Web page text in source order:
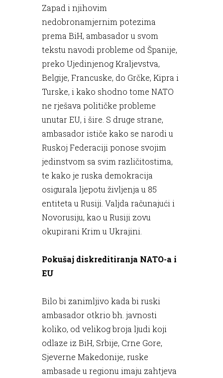
Zapad i njihovim
nedobronamjernim potezima
prema BiH, ambasador u svom
tekstu navodi probleme od Španije,
preko Ujedinjenog Kraljevstva,
Belgije, Francuske, do Grčke, Kipra i
Turske, i kako shodno tome NATO
ne rješava političke probleme
unutar EU, i šire. S druge strane,
ambasador ističe kako se narodi u
Ruskoj Federaciji ponose svojim
jedinstvom sa svim različitostima,
te kako je ruska demokracija
osigurala ljepotu življenja u 85
entiteta u Rusiji. Valjda računajući i
Novorusiju, kao u Rusiji zovu
okupirani Krim u Ukrajini.
Pokušaj diskreditiranja NATO-a i
EU
Bilo bi zanimljivo kada bi ruski
ambasador otkrio bh. javnosti
koliko, od velikog broja ljudi koji
odlaze iz BiH, Srbije, Crne Gore,
Sjeverne Makedonije, ruske
ambasade u regionu imaju zahtjeva